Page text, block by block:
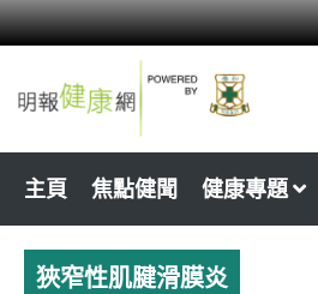
Skip
to
content
主頁 焦點健聞 健康專題
狹窄性肌腱滑膜炎